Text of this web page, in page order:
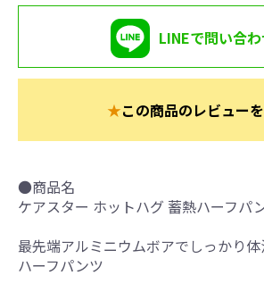
LINEで問い合
★この商品のレビュー
●商品名
ケアスター ホットハグ 蓄熱ハーフパ
最先端アルミニウムボアでしっかり
ハーフパンツ